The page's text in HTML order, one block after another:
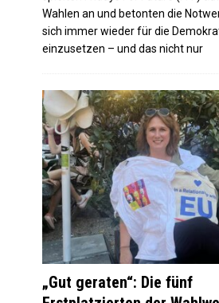
Wahlen an und betonten die
sich immer wieder für die
einzusetzen – und das nicht nur
„Gut geraten“: Die fünf